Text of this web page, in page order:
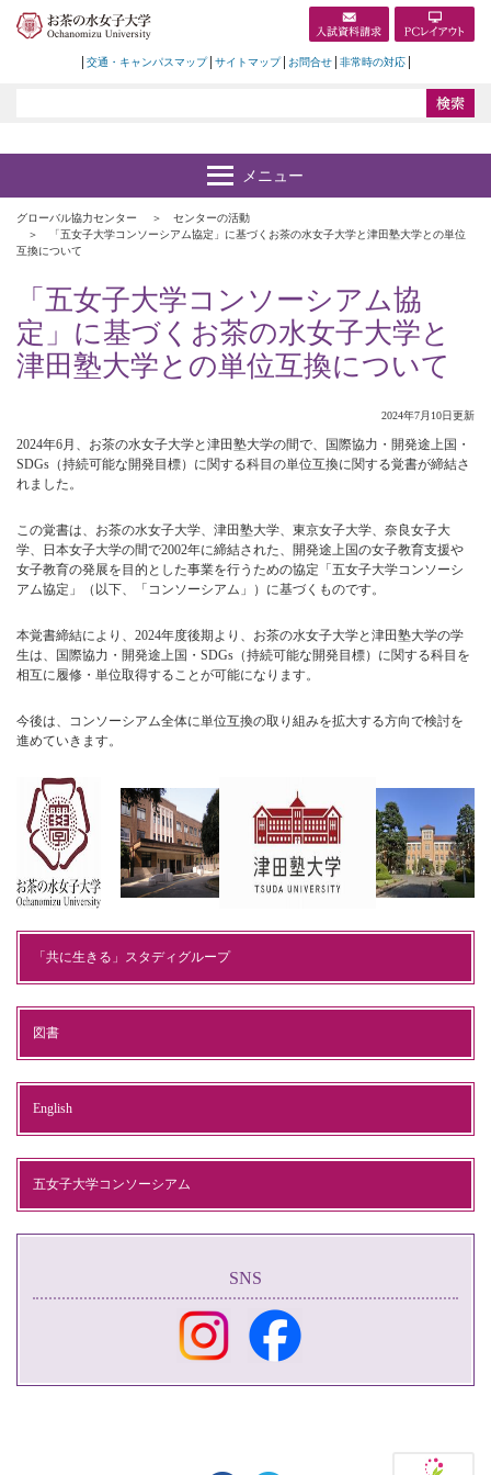
交通・キャンパスマップ サイトマップ お問合せ 非常時の対応
グローバル協力センター
センターの活動
「五女子大学コンソーシアム協定」に基づくお茶の水女子大学と津田塾大学との単位
互換について
「五女子大学コンソーシアム協
定」に基づくお茶の水女子大学と
津田塾大学との単位互換について
2024年7月10日更新
2024年6月、お茶の水女子大学と津田塾大学の間で、国際協力・開発途上国・
SDGs（持続可能な開発目標）に関する科目の単位互換に関する覚書が締結さ
れました。
この覚書は、お茶の水女子大学、津田塾大学、東京女子大学、奈良女子大
学、日本女子大学の間で2002年に締結された、開発途上国の女子教育支援や
女子教育の発展を目的とした事業を行うための協定「五女子大学コンソーシ
アム協定」（以下、「コンソーシアム」）に基づくものです。
本覚書締結により、2024年度後期より、お茶の水女子大学と津田塾大学の学
生は、国際協力・開発途上国・SDGs（持続可能な開発目標）に関する科目を
相互に履修・単位取得することが可能になります。
今後は、コンソーシアム全体に単位互換の取り組みを拡大する方向で検討を
進めていきます。
「共に生きる」スタディグループ
図書
English
五女子大学コンソーシアム
SNS